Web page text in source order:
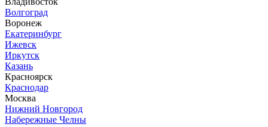
Волгоград
Воронеж
Екатеринбург
Ижевск
Иркутск
Казань
Красноярск
Краснодар
Москва
Нижний Новгород
Набережные Челны